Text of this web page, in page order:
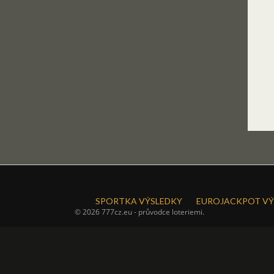
SPORTKA VÝSLEDKY EUROJACKPOT
© 2026 777cz.eu - průvodce loteriemi.